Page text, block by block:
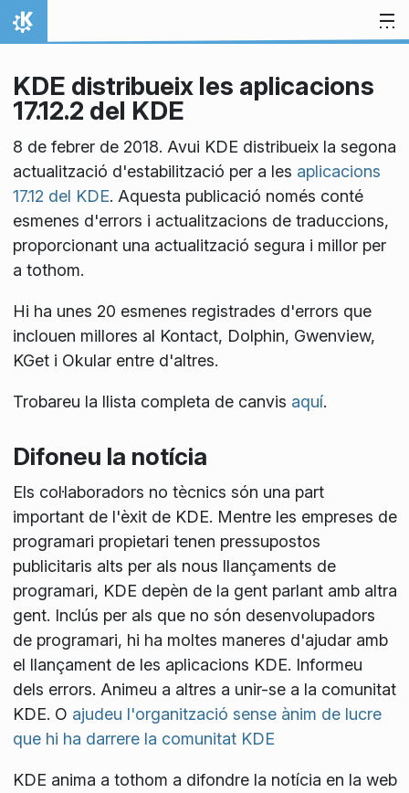
Salta al contingut
Inici
KDE distribueix les aplicacions
17.12.2 del KDE
8 de febrer de 2018. Avui KDE distribueix la segona
actualització d'estabilització per a les aplicacions
17.12 del KDE. Aquesta publicació només conté
esmenes d'errors i actualitzacions de traduccions,
proporcionant una actualització segura i millor per
a tothom.
Hi ha unes 20 esmenes registrades d'errors que
inclouen millores al Kontact, Dolphin, Gwenview,
KGet i Okular entre d'altres.
Trobareu la llista completa de canvis aquí.
Difoneu la notícia
Els col·laboradors no tècnics són una part
important de l'èxit de KDE. Mentre les empreses de
programari propietari tenen pressupostos
publicitaris alts per als nous llançaments de
programari, KDE depèn de la gent parlant amb altra
gent. Inclús per als que no són desenvolupadors
de programari, hi ha moltes maneres d'ajudar amb
el llançament de les aplicacions KDE. Informeu
dels errors. Animeu a altres a unir-se a la comunitat
KDE. O ajudeu l'organització sense ànim de lucre
que hi ha darrere la comunitat KDE
KDE anima a tothom a difondre la notícia en la web